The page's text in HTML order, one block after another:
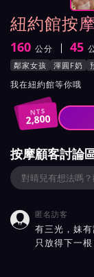
紐約館按
身高
160 公分
體重 45
罩杯
按摩師晴
鄰家女孩 渾圓F奶
按摩師晴
我在紐約館等你哦
NT$
2,800
按摩顧客討論
 匿名訪客
有三光，妹
只放得下一根